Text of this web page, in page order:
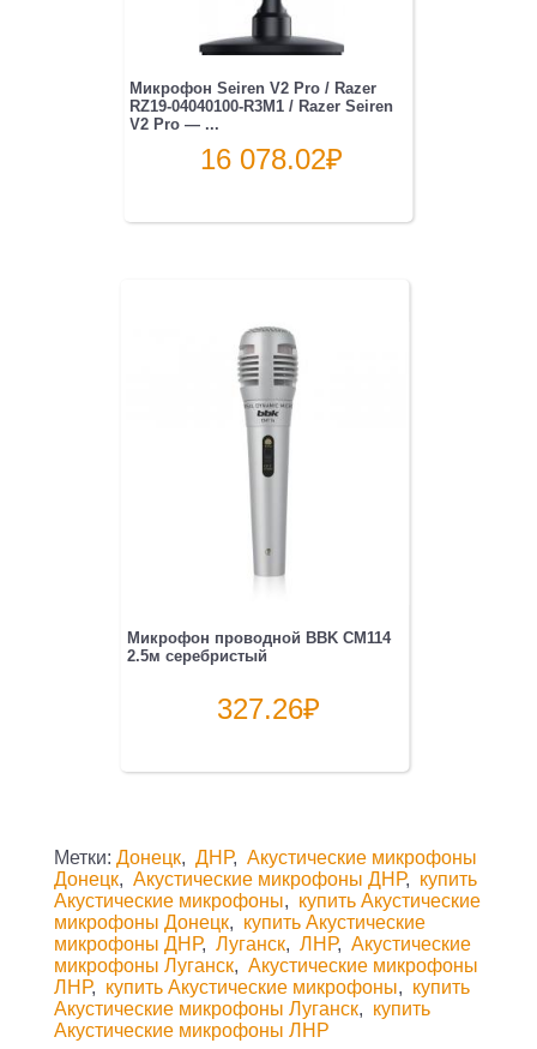
Микрофон Seiren V2 Pro / Razer
RZ19-04040100-R3M1 / Razer Seiren
V2 Pro — ...
16 078.02₽
Микрофон проводной BBK CM114
2.5м серебристый
327.26₽
Метки: Донецк, ДНР, Акустические микрофоны
Донецк, Акустические микрофоны ДНР, купить
Акустические микрофоны, купить Акустические
микрофоны Донецк, купить Акустические
микрофоны ДНР, Луганск, ЛНР, Акустические
микрофоны Луганск, Акустические микрофоны
ЛНР, купить Акустические микрофоны, купить
Акустические микрофоны Луганск, купить
Акустические микрофоны ЛНР